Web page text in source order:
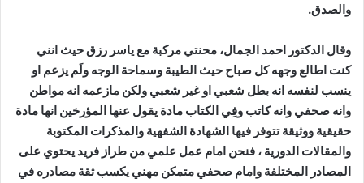
والصدق.
وقال الدكتور احمد الجمال، محنتي مركبة مع ياسر رزق حيث انني
كنت اطالع وجهه كل صباح حيث الطيبة وسماحة الوجه ولَم يزعم او
ينسب لنفسه انه بطل شعبي او غير شعبي ولكن مازعمه انه مواطن
وانه صحفي وانه كاتب وفِي الكتاب مادة يقول عنها المؤرخين انها مادة
حقيقية ووثيقة تتوفر فيها الشهادة الشفهية والمذكرات المكتوبة
والمقالات الدورية ، فنحن امام عمل علمي من طراز فريد يحتوي على
المصادر المختلفة وامام صحفي متمكن مهني يكسب ثقة مصادره في